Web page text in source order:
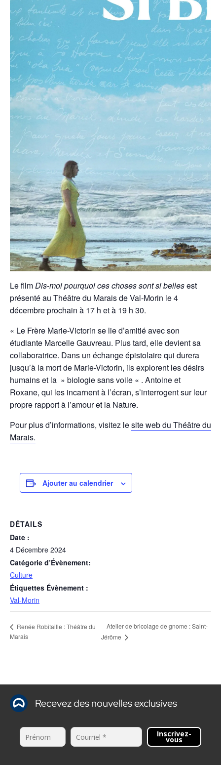
Le filmDis-moi pourquoi ces choses sont si bellesest
présenté au Théâtre du Marais de Val-Morin le 4
décembre prochain à 17 h et à 19 h 30.
« Le Frère Marie-Victorin se lie d’amitié avec son
étudiante Marcelle Gauvreau. Plus tard, elle devient sa
collaboratrice. Dans un échange épistolaire qui durera
jusqu’à la mort de Marie-Victorin, ils explorent les désirs
humains et la » biologie sans voile « . Antoine et
Roxane, qui les incarnent à l’écran, s’interrogent sur leur
propre rapport à l’amour et la Nature.
Pour plus d’informations, visitez lesite web du Théâtre du
Marais.
Ajouter au calendrier
DÉTAILS
Date :
4 Décembre 2024
Catégorie d’Évènement:
Culture
Étiquettes Évènement :
Val-Morin
Renée Robitaille : Théâtre du
Marais
Atelier de bricolage de gnome : Saint-
Jérôme
Recevez des nouvelles exclusives
Inscrivez-
vous